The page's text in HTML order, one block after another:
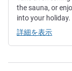
the sauna, or
into your holiday.
詳細を表示